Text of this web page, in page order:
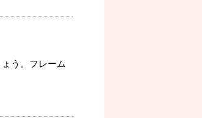
う。フレーム